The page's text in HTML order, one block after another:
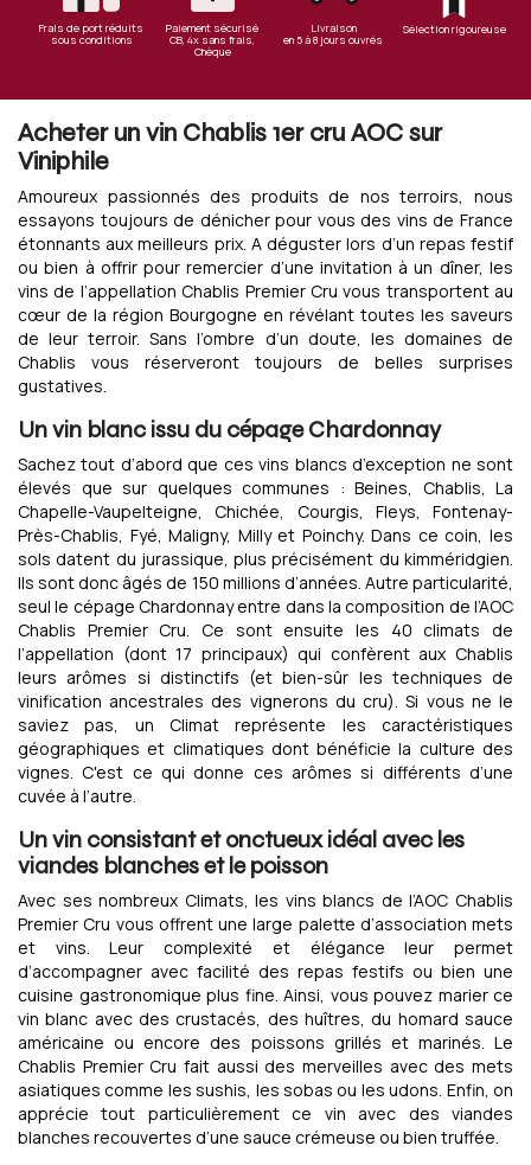
Frais de port réduits
sous conditions
Paiement sécurisé
CB, 4x sans frais,
Chèque
Livraison
en 5 à 8 jours ouvrés
Sélection rigoureuse
Acheter un vin Chablis 1er cru AOC sur
Viniphile
Amoureux passionnés des produits de nos terroirs, nous
essayons toujours de dénicher pour vous des vins de France
étonnants aux meilleurs prix. A déguster lors d’un repas festif
ou bien à offrir pour remercier d’une invitation à un dîner, les
vins de l’appellation Chablis Premier Cru vous transportent au
cœur de la région Bourgogne en révélant toutes les saveurs
de leur terroir. Sans l’ombre d’un doute, les domaines de
Chablis vous réserveront toujours de belles surprises
gustatives.
Un vin blanc issu du cépage Chardonnay
Sachez tout d’abord que ces vins blancs d’exception ne sont
élevés que sur quelques communes : Beines, Chablis, La
Chapelle-Vaupelteigne, Chichée, Courgis, Fleys, Fontenay-
Près-Chablis, Fyé, Maligny, Milly et Poinchy. Dans ce coin, les
sols datent du jurassique, plus précisément du kimméridgien.
Ils sont donc âgés de 150 millions d’années. Autre particularité,
seul le cépage Chardonnay entre dans la composition de l’AOC
Chablis Premier Cru. Ce sont ensuite les 40 climats de
l’appellation (dont 17 principaux) qui confèrent aux Chablis
leurs arômes si distinctifs (et bien-sûr les techniques de
vinification ancestrales des vignerons du cru). Si vous ne le
saviez pas, un Climat représente les caractéristiques
géographiques et climatiques dont bénéficie la culture des
vignes. C'est ce qui donne ces arômes si différents d’une
cuvée à l’autre.
Un vin consistant et onctueux idéal avec les
viandes blanches et le poisson
Avec ses nombreux Climats, les vins blancs de l’AOC Chablis
Premier Cru vous offrent une large palette d’association mets
et vins. Leur complexité et élégance leur permet
d’accompagner avec facilité des repas festifs ou bien une
cuisine gastronomique plus fine. Ainsi, vous pouvez marier ce
vin blanc avec des crustacés, des huîtres, du homard sauce
américaine ou encore des poissons grillés et marinés. Le
Chablis Premier Cru fait aussi des merveilles avec des mets
asiatiques comme les sushis, les sobas ou les udons. Enfin, on
apprécie tout particulièrement ce vin avec des viandes
blanches recouvertes d’une sauce crémeuse ou bien truffée.